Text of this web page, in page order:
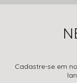
Cadastre-se em